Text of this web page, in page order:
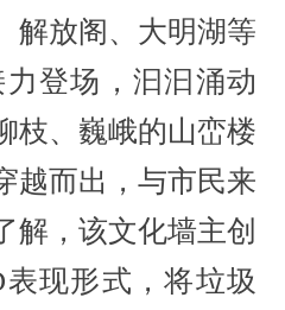
解放阁、大明湖等
登场，汩汩涌动
枝、巍峨的山峦楼
越而出，与市民来
解，该文化墙主创
现形式，将垃圾